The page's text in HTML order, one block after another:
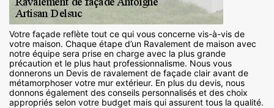
Votre façade reflète tout ce qui vous concerne vis-à-vis de
votre maison. Chaque étape d’un Ravalement de maison avec
notre équipe sera prise en charge avec la plus grande
précaution et le plus haut professionnalisme. Nous vous
donnerons un Devis de ravalement de façade clair avant de
métamorphoser votre mur extérieur. En plus du devis, nous
donnons également des conseils personnalisés et des choix
appropriés selon votre budget mais qui assurent tous la qualité.